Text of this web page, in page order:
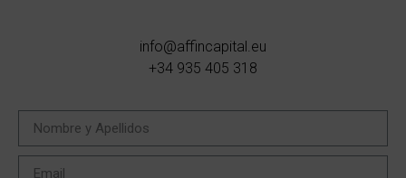
info@affincapital.eu
+34 935 405 318